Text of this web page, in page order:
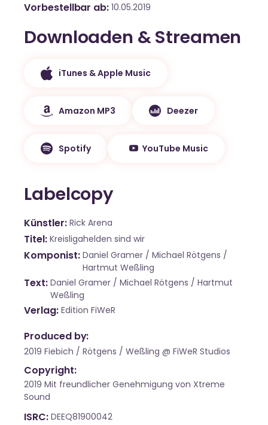
Vorbestellbar ab 10.05.2019
Downloaden & Streamen
iTunes & Apple Music
Amazon MP3 Deezer
Spotify YouTube Music
Labelcopy
Künstler Rick Arena
Titel Kreisligahelden sind wir
Komponist Daniel Gramer / Michael Rötgens /
Hartmut Weßling
Text Daniel Gramer / Michael Rötgens / Hartmut
Weßling
Verlag Edition FiWeR
Produced by:
2019 Fiebich / Rötgens / Weßling @ FiWeR Studios
Copyright:
2019 Mit freundlicher Genehmigung von Xtreme
Sound
ISRC DEEQ81900042